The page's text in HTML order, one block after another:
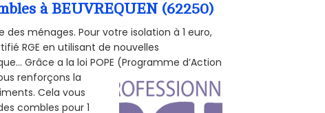
à BEUVREQUEN (62250)
ménages. Pour votre isolation à 1 euro,
RGE en utilisant de nouvelles
Grâce a la loi POPE (Programme d’Action
renforçons la
Cela vous
combles pour 1